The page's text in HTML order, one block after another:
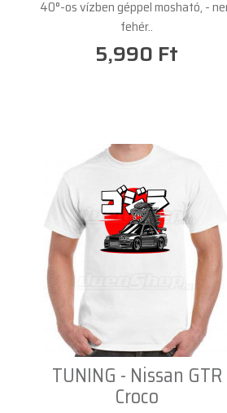
40°-os vízben géppel mosható, -
fehér..
5,990 Ft
TUNING - Nissan GTR
Croco